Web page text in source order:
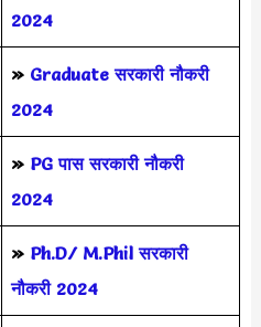
2024
» Graduate सरकारी नौकरी
2024
» PG पास सरकारी नौकरी
2024
» Ph.D/ M.Phil सरकारी
नौकरी 2024